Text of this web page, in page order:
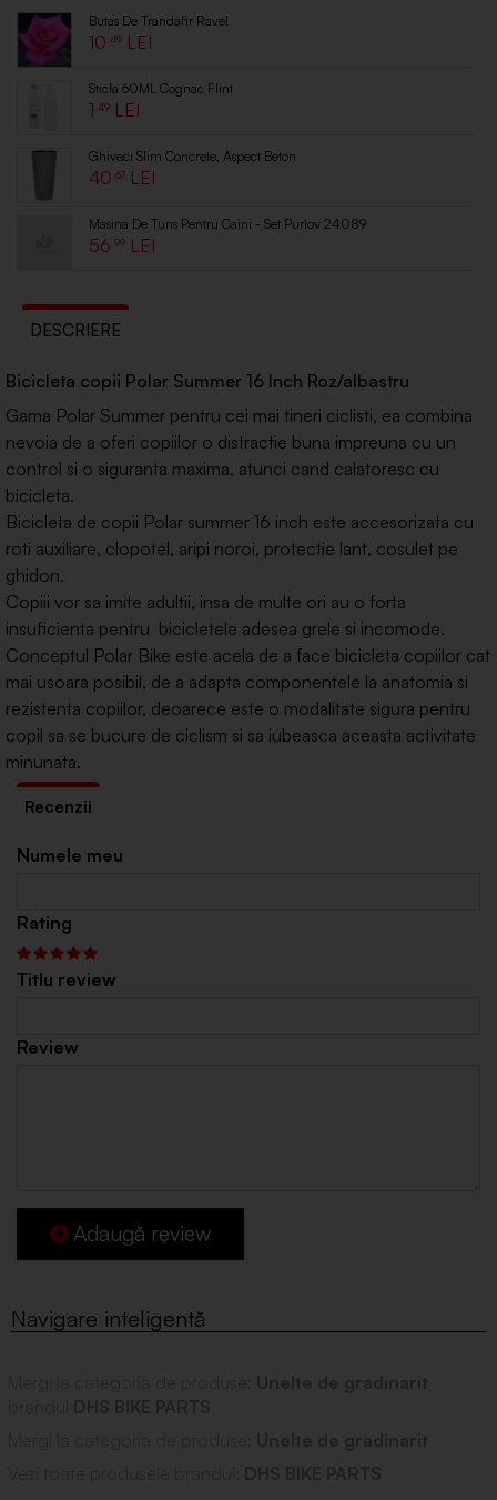
Butas De Trandafir Ravel
10 .49
Sticla 60ML Cognac Flint
1 .49
Ghiveci Slim Concrete, Aspect Beton
40 .67
Masina De Tuns Pentru Caini - Set Purlov 24089
56 .99
DESCRIERE
Bicicleta copii Polar Summer 16 Inch Roz/albastru
Gama Polar Summer pentru cei mai tineri ciclisti, ea combina
nevoia de a oferi copiilor o distractie buna impreuna cu un
control si o siguranta maxima, atunci cand calatoresc cu
bicicleta.
Bicicleta de copii Polar summer 16 inch este accesorizata cu
roti auxiliare, clopotel, aripi noroi, protectie lant, cosulet pe
ghidon.
Copiii vor sa imite adultii, insa de multe ori au o forta
insuficienta pentru bicicletele adesea grele si incomode.
Conceptul Polar Bike este acela de a face bicicleta copiilor cat
mai usoara posibil, de a adapta componentele la anatomia si
rezistenta copiilor, deoarece este o modalitate sigura pentru
copil sa se bucure de ciclism si sa iubeasca aceasta activitate
minunata.
Numele meu
Rating
Titlu review
Review
Adaugă review